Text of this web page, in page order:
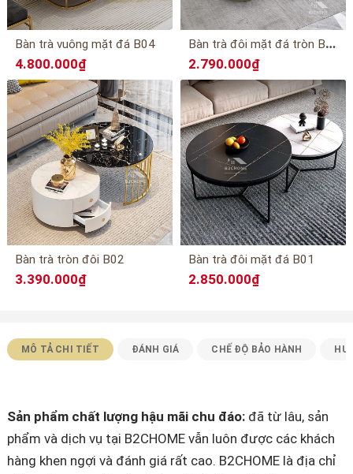
Bàn trà vuông mặt đá B04
4.800.000₫
B
àn trà đôi mặt đá tròn B03
2.790.000₫
Bàn trà tròn đôi B02
3.390.000₫
Bàn trà đôi mặt đá B01
2.850.000₫
MÔ TẢ CHI TIẾT ĐÁNH GIÁ CHẾ ĐỘ BẢO HÀNH
Sản phẩm chất lượng hậu mãi chu đáo: đã từ lâu, sản
phẩm và dịch vụ tại B2CHOME vẫn luôn được các khách
hàng khen ngợi và đánh giá rất cao. B2CHOME là địa chỉ